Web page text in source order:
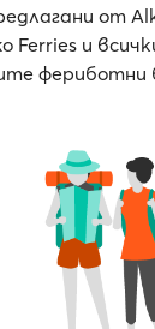
от
и
фериботни